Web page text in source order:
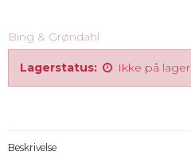
Bing & Grøndahl
Lagerstatus: Ikke på lager
Beskrivelse